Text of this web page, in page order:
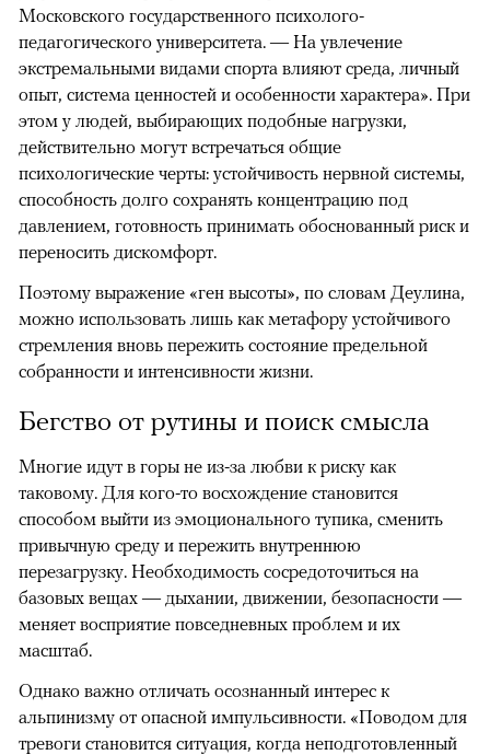
Московского государственного психолого-
педагогического университета. — На увлечение
экстремальными видами спорта влияют среда, личный
опыт, система ценностей и особенности характера». При
этом у людей, выбирающих подобные нагрузки,
действительно могут встречаться общие
психологические черты: устойчивость нервной системы,
способность долго сохранять концентрацию под
давлением, готовность принимать обоснованный риск и
переносить дискомфорт.
Поэтому выражение «ген высоты», по словам Деулина,
можно использовать лишь как метафору устойчивого
стремления вновь пережить состояние предельной
собранности и интенсивности жизни.
Бегство от рутины и поиск смысла
Многие идут в горы не из-за любви к риску как
таковому. Для кого-то восхождение становится
способом выйти из эмоционального тупика, сменить
привычную среду и пережить внутреннюю
перезагрузку. Необходимость сосредоточиться на
базовых вещах — дыхании, движении, безопасности —
меняет восприятие повседневных проблем и их
масштаб.
Однако важно отличать осознанный интерес к
альпинизму от опасной импульсивности. «Поводом для
тревоги становится ситуация, когда неподготовленный